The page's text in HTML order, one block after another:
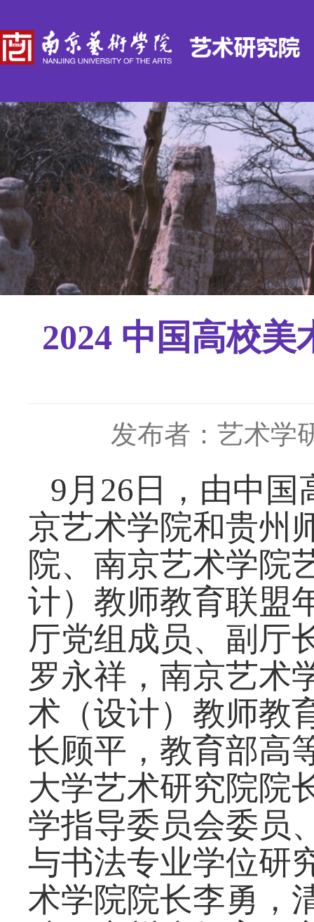
2024 中国高校
发布者：艺术学
9月26日，由中
京艺术学院和贵州
院、南京艺术学院
计）教师教育联盟
厅党组成员、 副厅
罗永祥，南京艺术
术（设计）教师教
长顾平 ， 教育部高
大学艺术研究院院
学指导委员会委员
与书法专业学位研
术学院院长李勇，